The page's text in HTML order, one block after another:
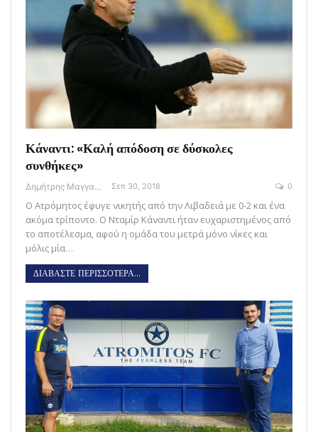
Κάναντι: «Καλή απόδοση σε δύσκολες
συνθήκες»
Δημήτρης Μαγγανάρης Σεπ 30, 2018 0
Ο Ατρόμητος έφυγε νικητής από την Λιβαδειά με 0-2 και ένα
ακόμα τρίποντο. Ο Νταμίρ Κάναντι ήταν ευχαριστημένος από
το αποτέλεσμα, αφού η ομάδα του μετρά μόνο νίκες και
μόλις μία…
ΔΙΑΒΑΣΤΕ ΠΕΡΙΣΣΟΤΕΡΑ...